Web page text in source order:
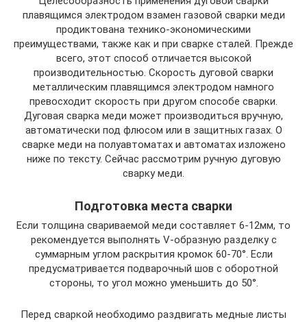
плавящимся электродом взамен газовой сварки меди
продиктована технико-экономическими
преимуществами, также как и при сварке сталей. Прежде
всего, этот способ отличается высокой
производительностью. Скорость дуговой сварки
металлическим плавящимся электродом намного
превосходит скорость при другом способе сварки.
Дуговая сварка меди может производиться вручную,
автоматически под флюсом или в защитных газах. О
сварке меди на полуавтоматах и автоматах изложено
ниже по тексту. Сейчас рассмотрим ручную дуговую
сварку меди.
Подготовка места сварки
Если толщина свариваемой меди составляет 6-12мм, то
рекомендуется выполнять V-образную разделку с
суммарным углом раскрытия кромок 60-70°. Если
предусматривается подварочный шов с оборотной
стороны, то угол можно уменьшить до 50°.
Перед сваркой необходимо раздвигать медные листы